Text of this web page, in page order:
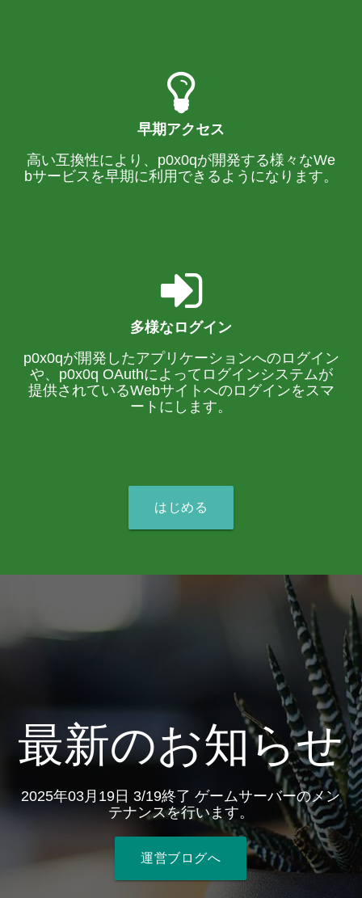
早期アクセス
高い互換性により、p0x0qが開発する様々なWe
bサービスを早期に利用できるようになります。
多様なログイン
p0x0qが開発したアプリケーションへのログイン
や、p0x0q OAuthによってログインシステムが
提供されているWebサイトへのログインをスマ
ートにします。
はじめる
最新のお知らせ
2025年03月19日 3/19終了 ゲームサーバーのメン
テナンスを行います。
運営ブログへ